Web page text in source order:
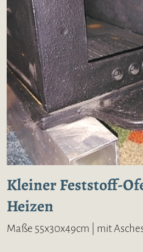
Kleiner Feststoff-
Heizen
Maße 55x30x49cm | mit